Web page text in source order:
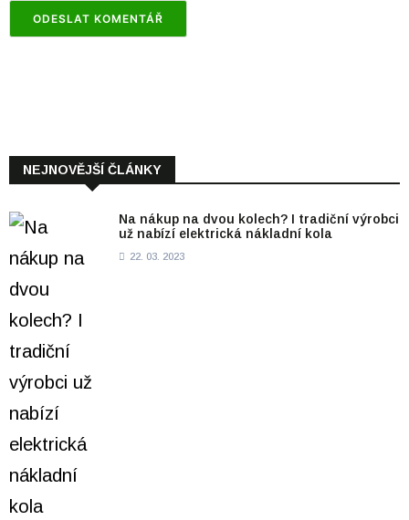
NEJNOVĚJŠÍ ČLÁNKY
Na nákup na dvou kolech? I tradiční výrobci
už nabízí elektrická nákladní kola
22. 03. 2023